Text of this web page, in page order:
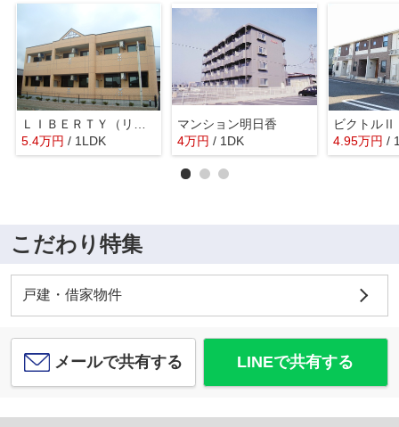
5.4万円 / 1LDK
マンション明日香
4万円 / 1DK
ビクトルⅡ
4.95万円 /
こだわり特集
戸建・借家物件
メールで共有する LINEで共有する